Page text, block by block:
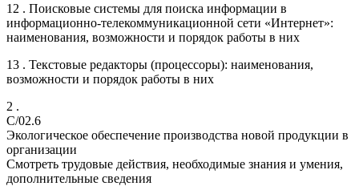
12 . Поисковые системы для поиска информации в
информационно-телекоммуникационной сети «Интернет»:
наименования, возможности и порядок работы в них
13 . Текстовые редакторы (процессоры): наименования,
возможности и порядок работы в них
2 .
C/02.6
Экологическое обеспечение производства новой продукции в
организации
Смотреть трудовые действия, необходимые знания и умения,
дополнительные сведения